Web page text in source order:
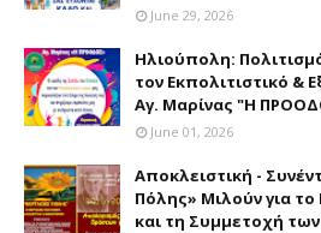
June 29, 2026
Ηλιούπολη:
τον Εκπολιτιστικό &
Αγ. Μαρίνας "Η
June 01, 2026
Αποκλειστική -
Πόλης» Μιλούν για
και τη Συμμετοχή